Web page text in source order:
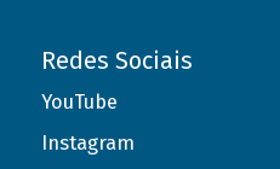
Redes Sociais
YouTube
Instagram